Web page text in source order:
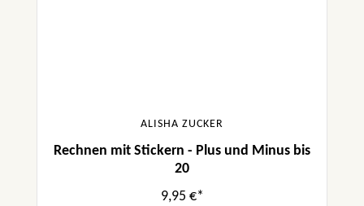
ALISHA ZUCKER
Rechnen mit Stickern - Plus und Minus bis
20
9,95 €*